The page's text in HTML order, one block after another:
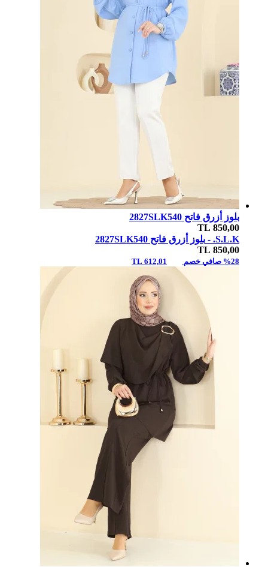
بلوز أزرق فاتح 2827SLK540
850,00
S.L.K. -
بلوز أزرق فاتح 2827SLK540
850,00
%28 صافي خصم 612,01 TL